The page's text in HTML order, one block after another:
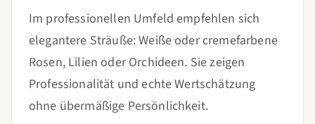
Im professionellen Umfeld empfehlen sich
elegantere Sträuße: Weiße oder cremefarbene
Rosen, Lilien oder Orchideen. Sie zeigen
Professionalität und echte Wertschätzung
ohne übermäßige Persönlichkeit.